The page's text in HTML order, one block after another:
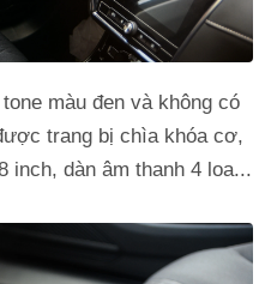
màu đen và không có
trang bị chìa khóa cơ,
inch, dàn âm thanh 4 loa...